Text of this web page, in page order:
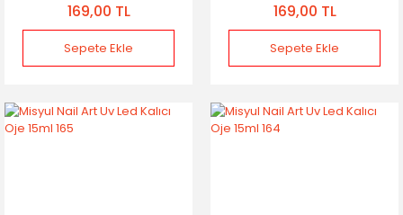
169,00 TL
Sepete Ekle
169,00 TL
Sepete Ekle